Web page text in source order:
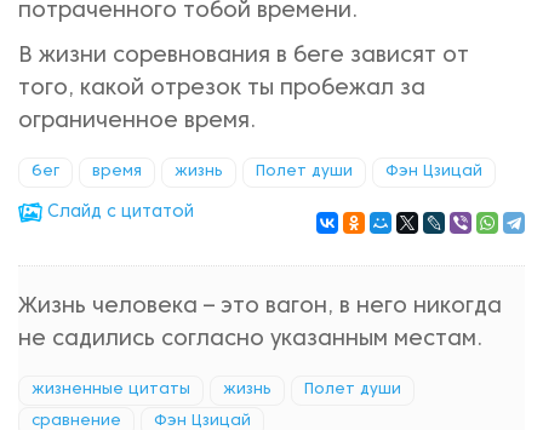
потраченного тобой времени.
В жизни соревнования в беге зависят от
того, какой отрезок ты пробежал за
ограниченное время.
бег время жизнь Полет души Фэн Цзицай
Cлайд с цитатой
Жизнь человека – это вагон, в него никогда
не садились согласно указанным местам.
жизненные цитаты жизнь Полет души
сравнение Фэн Цзицай